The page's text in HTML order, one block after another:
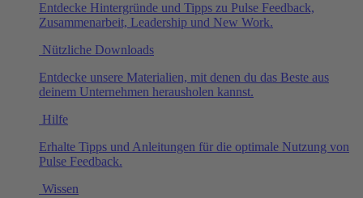
Entdecke Hintergründe und Tipps zu Pulse Feedback,
Zusammenarbeit, Leadership und New Work.
Nützliche Downloads
Entdecke unsere Materialien, mit denen du das Beste aus
deinem Unternehmen herausholen kannst.
Hilfe
Erhalte Tipps und Anleitungen für die optimale Nutzung von
Pulse Feedback.
Wissen